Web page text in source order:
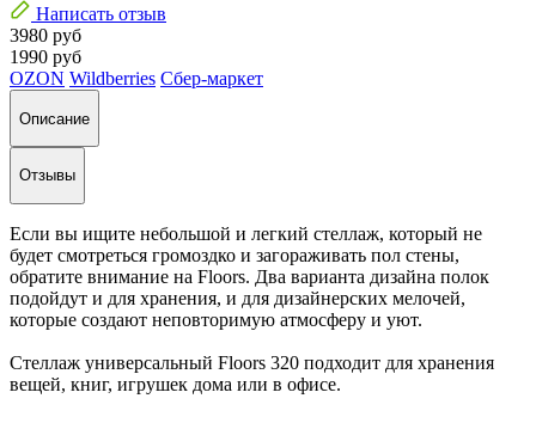
Написать отзыв
3980 руб
1990 руб
OZON Wildberries Сбер-маркет
Описание
Отзывы
Если вы ищите небольшой и легкий стеллаж, который не
будет смотреться громоздко и загораживать пол стены,
обратите внимание на Floors. Два варианта дизайна полок
подойдут и для хранения, и для дизайнерских мелочей,
которые создают неповторимую атмосферу и уют.
Стеллаж универсальный Floors 320 подходит для хранения
вещей, книг, игрушек дома или в офисе.